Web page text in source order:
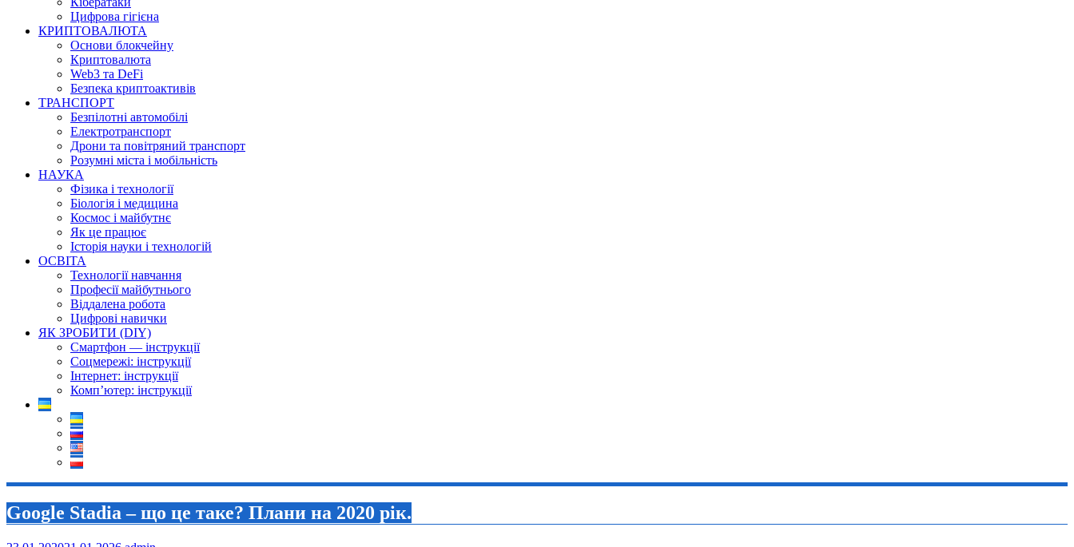
Цифрова гігієна
КРИПТОВАЛЮТА
Основи блокчейну
Криптовалюта
Web3 та DeFi
Безпека криптоактивів
ТРАНСПОРТ
Безпілотні автомобілі
Електротранспорт
Дрони та повітряний транспорт
Розумні міста і мобільність
НАУКА
Фізика і технології
Біологія і медицина
Космос і майбутнє
Як це працює
Історія науки і технологій
ОСВІТА
Технології навчання
Професії майбутнього
Віддалена робота
Цифрові навички
ЯК ЗРОБИТИ (DIY)
Смартфон — інструкції
Соцмережі: інструкції
Інтернет: інструкції
Комп’ютер: інструкції
Google Stadia – що це таке? Плани на 2020 рік.